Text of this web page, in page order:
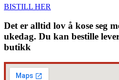
BISTILL HER
Det er alltid lov å kose seg
ukedag. Du kan bestille
butikk